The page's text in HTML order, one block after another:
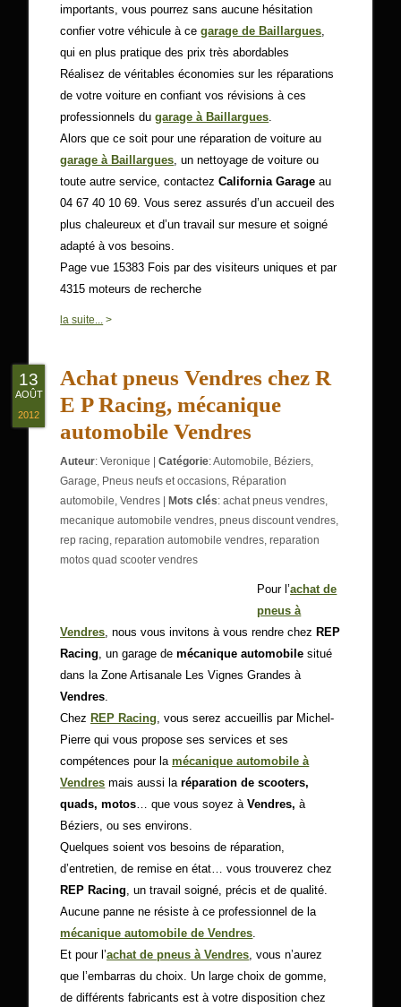
importants, vous pourrez sans aucune hésitation
confier votre véhicule à cegarage de Baillargues,
qui en plus pratique des prix très abordables
Réalisez de véritables économies sur les réparations
de votre voiture en confiant vos révisions à ces
professionnels dugarage à Baillargues.
Alors que ce soit pour une réparation de voiture au
garage à Baillargues, un nettoyage de voiture ou
toute autre service, contactezCalifornia Garage au
04 67 40 10 69. Vous serez assurés d’un accueil des
plus chaleureux et d’un travail sur mesure et soigné
adapté à vos besoins.
Page vue 15383 Fois par des visiteurs uniques et par
4315 moteurs de recherche
la suite... >
Achat pneus Vendres chez R
E P Racing, mécanique
automobile Vendres
Auteur:Veronique |Catégorie:Automobile, Béziers,
Garage, Pneus neufs et occasions, Réparation
automobile,Vendres Mots clés:achat pneus vendres,
mecanique automobile vendres,pneus discount vendres,
rep racing,reparation automobile vendres,reparation
motos quad scooter vendres
Pour l’achat de
pneus à
Vendres, nous vous invitons à vous rendre chez REP
Racing, un garage demécanique automobile situé
dans la Zone Artisanale Les Vignes Grandes à
Vendres.
Chez REP Racing, vous serez accueillis par Michel-
Pierre qui vous propose ses services et ses
compétences pour lamécanique automobile à
Vendres mais aussi laréparation de scooters,
quads, motos… que vous soyez àVendres,à
Béziers, ou ses environs.
Quelques soient vos besoins de réparation,
d’entretien, de remise en état… vous trouverez chez
REP Racing, un travail soigné, précis et de qualité.
Aucune panne ne résiste à ce professionnel de la
mécanique automobile de Vendres.
Et pour l’achat de pneus à Vendres, vous n’aurez
que l’embarras du choix. Un large choix de gomme,
de différents fabricants est à votre disposition chez
13
AOÛT
2012